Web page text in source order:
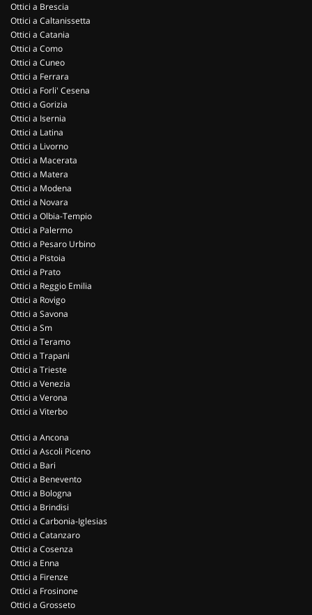
Ottici a Brescia
Ottici a Caltanissetta
Ottici a Catania
Ottici a Como
Ottici a Cuneo
Ottici a Ferrara
Ottici a Forli' Cesena
Ottici a Gorizia
Ottici a Isernia
Ottici a Latina
Ottici a Livorno
Ottici a Macerata
Ottici a Matera
Ottici a Modena
Ottici a Novara
Ottici a Olbia-Tempio
Ottici a Palermo
Ottici a Pesaro Urbino
Ottici a Pistoia
Ottici a Prato
Ottici a Reggio Emilia
Ottici a Rovigo
Ottici a Savona
Ottici a Sm
Ottici a Teramo
Ottici a Trapani
Ottici a Trieste
Ottici a Venezia
Ottici a Verona
Ottici a Viterbo
Ottici a Ancona
Ottici a Ascoli Piceno
Ottici a Bari
Ottici a Benevento
Ottici a Bologna
Ottici a Brindisi
Ottici a Carbonia-Iglesias
Ottici a Catanzaro
Ottici a Cosenza
Ottici a Enna
Ottici a Firenze
Ottici a Frosinone
Ottici a Grosseto